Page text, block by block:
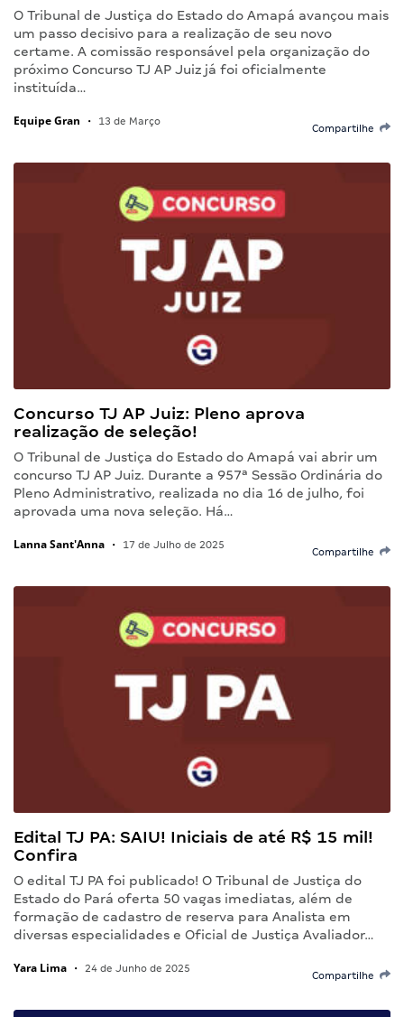
O Tribunal de Justiça do Estado do Amapá avançou mais
um passo decisivo para a realização de seu novo
certame. A comissão responsável pela organização do
próximo Concurso TJ AP Juiz já foi oficialmente
instituída…
Equipe Gran • 13 de Março
Compartilhe
Concurso TJ AP Juiz: Pleno aprova
realização de seleção!
O Tribunal de Justiça do Estado do Amapá vai abrir um
concurso TJ AP Juiz. Durante a 957ª Sessão Ordinária do
Pleno Administrativo, realizada no dia 16 de julho, foi
aprovada uma nova seleção. Há…
Lanna Sant'Anna • 17 de Julho de 2025
Compartilhe
Edital TJ PA: SAIU! Iniciais de até R$ 15 mil!
Confira
O edital TJ PA foi publicado! O Tribunal de Justiça do
Estado do Pará oferta 50 vagas imediatas, além de
formação de cadastro de reserva para Analista em
diversas especialidades e Oficial de Justiça Avaliador…
Yara Lima • 24 de Junho de 2025
Compartilhe